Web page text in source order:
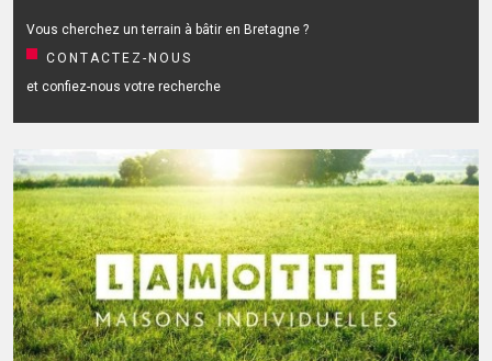
Vous cherchez un terrain à bâtir en Bretagne ?
CONTACTEZ-NOUS
et confiez-nous votre recherche